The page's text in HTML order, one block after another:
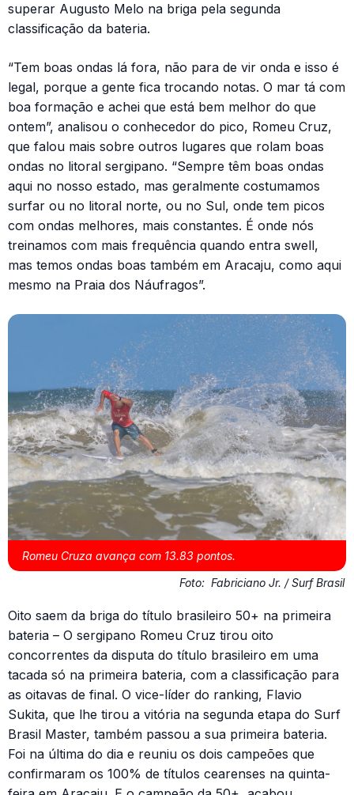
superar Augusto Melo na briga pela segunda
classificação da bateria.
“Tem boas ondas lá fora, não para de vir onda e isso é
legal, porque a gente fica trocando notas. O mar tá com
boa formação e achei que está bem melhor do que
ontem”, analisou o conhecedor do pico, Romeu Cruz,
que falou mais sobre outros lugares que rolam boas
ondas no litoral sergipano. “Sempre têm boas ondas
aqui no nosso estado, mas geralmente costumamos
surfar ou no litoral norte, ou no Sul, onde tem picos
com ondas melhores, mais constantes. É onde nós
treinamos com mais frequência quando entra swell,
mas temos ondas boas também em Aracaju, como aqui
mesmo na Praia dos Náufragos”.
Romeu Cruza avança com 13.83 pontos.
Foto: Fabriciano Jr. / Surf Brasil
Oito saem da briga do título brasileiro 50+ na primeira
bateria – O sergipano Romeu Cruz tirou oito
concorrentes da disputa do título brasileiro em uma
tacada só na primeira bateria, com a classificação para
as oitavas de final. O vice-líder do ranking, Flavio
Sukita, que lhe tirou a vitória na segunda etapa do Surf
Brasil Master, também passou a sua primeira bateria.
Foi na última do dia e reuniu os dois campeões que
confirmaram os 100% de títulos cearenses na quinta-